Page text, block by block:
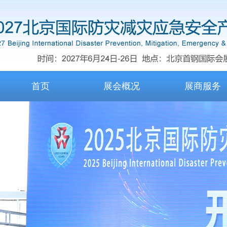
首页 展会概况 展商服务